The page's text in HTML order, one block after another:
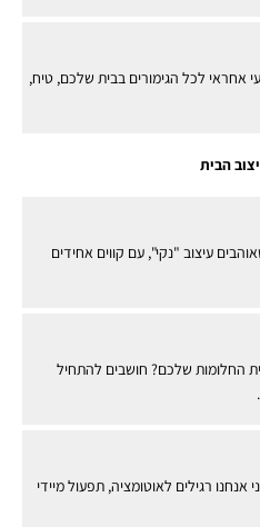
אחראי לכל הגימורים בבית שלכם, טיח,
הבית
עיצוב "נקי", עם קווים אחידים
החלומות שלכם? חושבים להתחיל
אנחנו רגילים לאוטומציה, תפעול מיידי